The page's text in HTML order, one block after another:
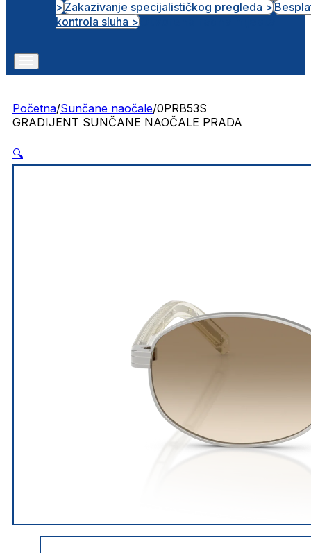
>Zakazivanje specijalističkog pregleda >
kontrola sluha >
Početna/Sunčane naočale/0PRB53S
GRADIJENT SUNČANE NAOČALE PRADA
🔍